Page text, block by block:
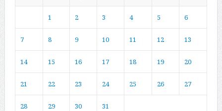
1 2 3 4 5 6
7 8 9 10 11 12 13
14 15 16 17 18 19 20
21 22 23 24 25 26 27
28 29 30 31